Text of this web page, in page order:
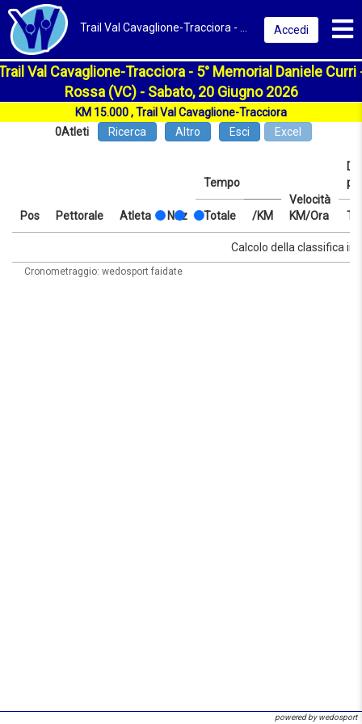
Accedi
Val Cavaglione-Tracciora - 5° Memorial Daniele Curri
Rossa (VC) - Sabato, 20 Giugno 2026
KM 15.000 , Trail Val Cavaglione-Tracciora
0Atleti Ricerca Altro Esci Excel
Pos Pettorale Atleta Naz
Tempo
Velocità
KM/Ora
Totale /KM
Tempo
Velocità
Totale /KM
Calcolo della classifica in
Cronometraggio: wedosport faidate
powered by wedosport